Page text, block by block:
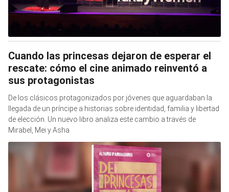
Cuando las princesas dejaron de esperar el
rescate: cómo el cine animado reinventó a
sus protagonistas
De los clásicos protagonizados por jóvenes que aguardaban la
llegada de un príncipe a historias sobre identidad, familia y libertad
de elección. Un nuevo libro analiza este cambio a través de
Mirabel, Mei y Asha